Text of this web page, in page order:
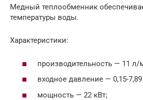
Медный теплообменник
температуры воды.
Характеристики:
производительность — 11 л/
входное давление — 0,15-
мощность — 22 кВт;